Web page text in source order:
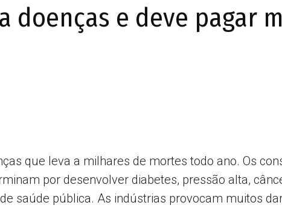
de
Popular
doenças e deve pagar
que leva a milhares de mortes todo ano. Os
por desenvolver diabetes, pressão alta,
saúde pública. As indústrias provocam muitos